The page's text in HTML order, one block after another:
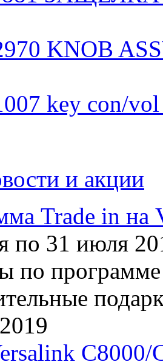
KNOB
key con/
и акции
Trade in на
по 31 июля
по
2019
C8000/